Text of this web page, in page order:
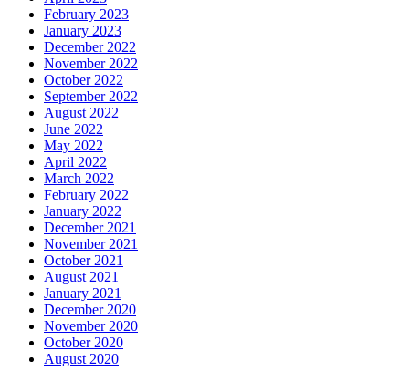
February 2023
January 2023
December 2022
November 2022
October 2022
September 2022
August 2022
June 2022
May 2022
April 2022
March 2022
February 2022
January 2022
December 2021
November 2021
October 2021
August 2021
January 2021
December 2020
November 2020
October 2020
August 2020